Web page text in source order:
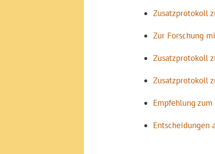
Zusatzprotokoll
Zur Forschung
Zusatzprotokoll
Zusatzprotokoll
Empfehlung
Entscheidungen